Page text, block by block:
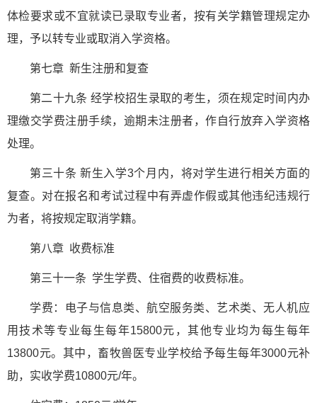
体检要求或不宜就读已录取专业者，按有关学籍管理规定办
理，予以转专业或取消入学资格。
第七章 新生注册和复查
第二十九条 经学校招生录取的考生，须在规定时间内办
理缴交学费注册手续，逾期未注册者，作自行放弃入学资格
处理。
第三十条 新生入学3个月内，将对学生进行相关方面的
复查。对在报名和考试过程中有弄虚作假或其他违纪违规行
为者，将按规定取消学籍。
第八章 收费标准
第三十一条 学生学费、住宿费的收费标准。
学费：电子与信息类、航空服务类、艺术类、无人机应
用技术等专业每生每年15800元，其他专业均为每生每年
13800元。其中，畜牧兽医专业学校给予每生每年3000元补
助，实收学费10800元/年。